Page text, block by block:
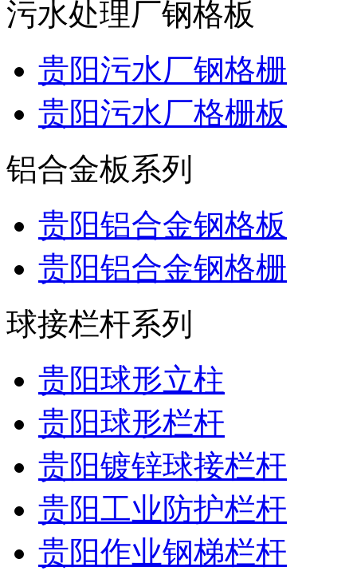
污水处理厂钢格板
贵阳污水厂钢格栅
贵阳污水厂格栅板
铝合金板系列
贵阳铝合金钢格板
贵阳铝合金钢格栅
球接栏杆系列
贵阳球形立柱
贵阳球形栏杆
贵阳镀锌球接栏杆
贵阳工业防护栏杆
贵阳作业钢梯栏杆